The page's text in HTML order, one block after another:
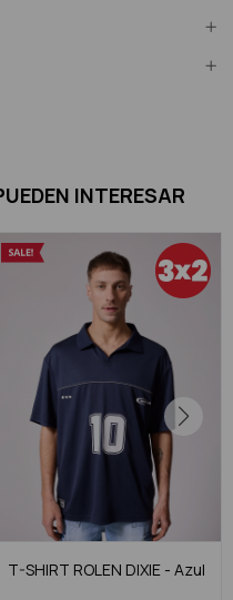
INTERESAR
T-SHIRT ROLEN DIXIE - Azul